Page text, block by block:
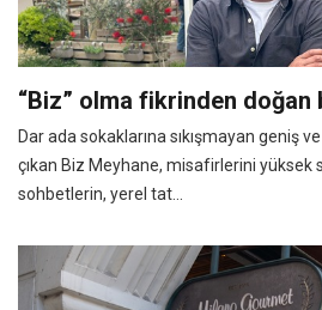
“Biz” olma fikrinden doğan
Dar ada sokaklarına sıkışmayan geniş
çıkan Biz Meyhane, misafirlerini yüksek
sohbetlerin, yerel tat...